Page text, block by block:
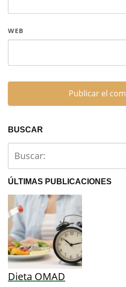
WEB
BUSCAR
ÚLTIMAS PUBLICACIONES
Dieta OMAD